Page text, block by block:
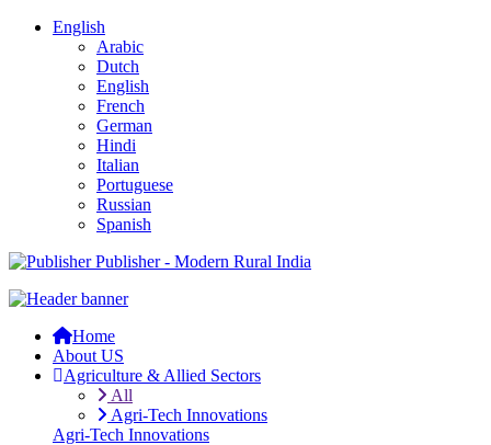
English
Arabic
Dutch
English
French
German
Hindi
Italian
Portuguese
Russian
Spanish
Publisher - Modern Rural India
Home
About US
Agriculture & Allied Sectors
All
Agri-Tech Innovations
Agri-Tech Innovations